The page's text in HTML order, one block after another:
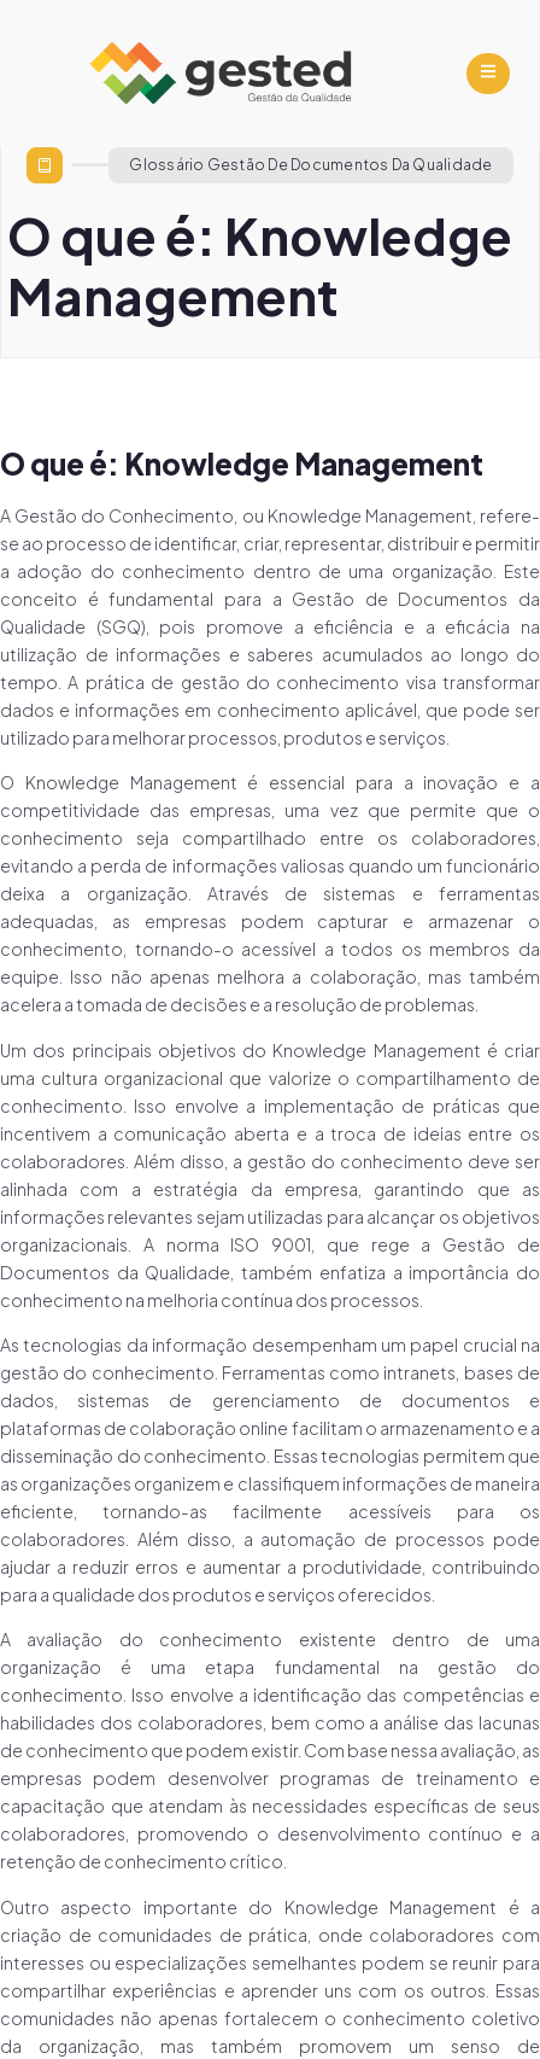
Glossário Gestão De Documentos Da Qualidade
O que é: Knowledge
Management
O que é: Knowledge Management
A Gestão do Conhecimento, ou Knowledge Management, refere-
se ao processo de identificar, criar, representar, distribuir e permitir
a adoção do conhecimento dentro de uma organização. Este
conceito é fundamental para a Gestão de Documentos da
Qualidade (SGQ), pois promove a eficiência e a eficácia na
utilização de informações e saberes acumulados ao longo do
tempo. A prática de gestão do conhecimento visa transformar
dados e informações em conhecimento aplicável, que pode ser
utilizado para melhorar processos, produtos e serviços.
O Knowledge Management é essencial para a inovação e a
competitividade das empresas, uma vez que permite que o
conhecimento seja compartilhado entre os colaboradores,
evitando a perda de informações valiosas quando um funcionário
deixa a organização. Através de sistemas e ferramentas
adequadas, as empresas podem capturar e armazenar o
conhecimento, tornando-o acessível a todos os membros da
equipe. Isso não apenas melhora a colaboração, mas também
acelera a tomada de decisões e a resolução de problemas.
Um dos principais objetivos do Knowledge Management é criar
uma cultura organizacional que valorize o compartilhamento de
conhecimento. Isso envolve a implementação de práticas que
incentivem a comunicação aberta e a troca de ideias entre os
colaboradores. Além disso, a gestão do conhecimento deve ser
alinhada com a estratégia da empresa, garantindo que as
informações relevantes sejam utilizadas para alcançar os objetivos
organizacionais. A norma ISO 9001, que rege a Gestão de
Documentos da Qualidade, também enfatiza a importância do
conhecimento na melhoria contínua dos processos.
As tecnologias da informação desempenham um papel crucial na
gestão do conhecimento. Ferramentas como intranets, bases de
dados, sistemas de gerenciamento de documentos e
plataformas de colaboração online facilitam o armazenamento e a
disseminação do conhecimento. Essas tecnologias permitem que
as organizações organizem e classifiquem informações de maneira
eficiente, tornando-as facilmente acessíveis para os
colaboradores. Além disso, a automação de processos pode
ajudar a reduzir erros e aumentar a produtividade, contribuindo
para a qualidade dos produtos e serviços oferecidos.
A avaliação do conhecimento existente dentro de uma
organização é uma etapa fundamental na gestão do
conhecimento. Isso envolve a identificação das competências e
habilidades dos colaboradores, bem como a análise das lacunas
de conhecimento que podem existir. Com base nessa avaliação, as
empresas podem desenvolver programas de treinamento e
capacitação que atendam às necessidades específicas de seus
colaboradores, promovendo o desenvolvimento contínuo e a
retenção de conhecimento crítico.
Outro aspecto importante do Knowledge Management é a
criação de comunidades de prática, onde colaboradores com
interesses ou especializações semelhantes podem se reunir para
compartilhar experiências e aprender uns com os outros. Essas
comunidades não apenas fortalecem o conhecimento coletivo
da organização, mas também promovem um senso de